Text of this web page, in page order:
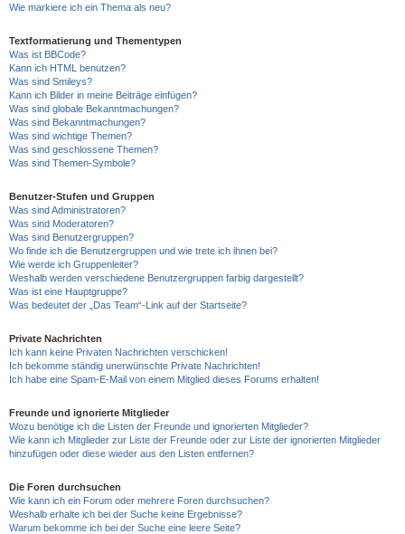
Wie markiere ich ein Thema als neu?
Textformatierung und Thementypen
Was ist BBCode?
Kann ich HTML benutzen?
Was sind Smileys?
Kann ich Bilder in meine Beiträge einfügen?
Was sind globale Bekanntmachungen?
Was sind Bekanntmachungen?
Was sind wichtige Themen?
Was sind geschlossene Themen?
Was sind Themen-Symbole?
Benutzer-Stufen und Gruppen
Was sind Administratoren?
Was sind Moderatoren?
Was sind Benutzergruppen?
Wo finde ich die Benutzergruppen und wie trete ich ihnen bei?
Wie werde ich Gruppenleiter?
Weshalb werden verschiedene Benutzergruppen farbig dargestellt?
Was ist eine Hauptgruppe?
Was bedeutet der „Das Team“-Link auf der Startseite?
Private Nachrichten
Ich kann keine Privaten Nachrichten verschicken!
Ich bekomme ständig unerwünschte Private Nachrichten!
Ich habe eine Spam-E-Mail von einem Mitglied dieses Forums erhalten!
Freunde und ignorierte Mitglieder
Wozu benötige ich die Listen der Freunde und ignorierten Mitglieder?
Wie kann ich Mitglieder zur Liste der Freunde oder zur Liste der ignorierten Mitglieder
hinzufügen oder diese wieder aus den Listen entfernen?
Die Foren durchsuchen
Wie kann ich ein Forum oder mehrere Foren durchsuchen?
Weshalb erhalte ich bei der Suche keine Ergebnisse?
Warum bekomme ich bei der Suche eine leere Seite?